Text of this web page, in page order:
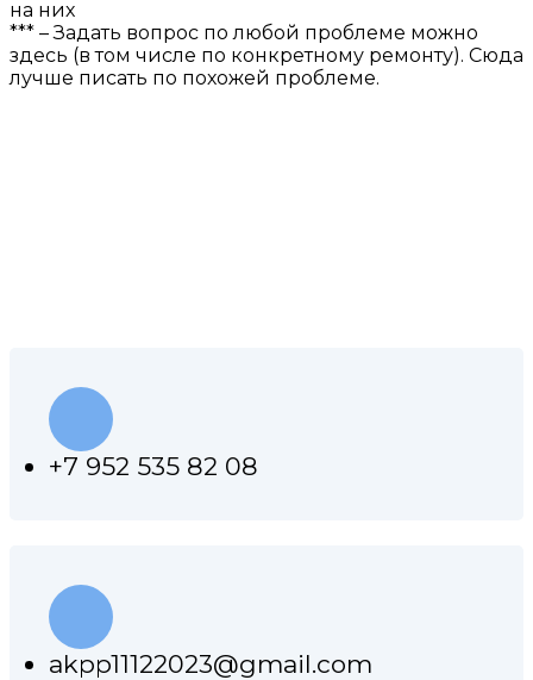
на них
*** – Задать вопрос по любой проблеме можно
здесь (в том числе по конкретному ремонту). Сюда
лучше писать по похожей проблеме.
+7 952 535 82 08
akpp11122023@gmail.com